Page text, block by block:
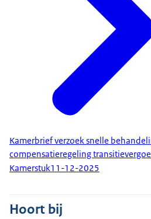
Kamerbrief verzoek snelle
compensatieregeling
Kamerstuk11-12-2025
Hoort bij